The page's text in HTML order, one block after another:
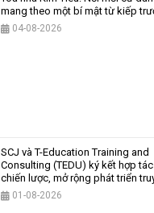
mang theo một bí mật từ kiếp
04-08-2026
SCJ và T-Education Training and
Consulting (TEDU) ký kết hợp tác
chiến lược, mở rộng phát triển
thông và giáo dục
01-08-2026